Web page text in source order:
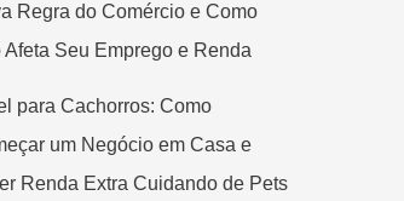
Regra do Comércio e Como
Afeta Seu Emprego e Renda
para Cachorros: Como
um Negócio em Casa e
Renda Extra Cuidando de Pets